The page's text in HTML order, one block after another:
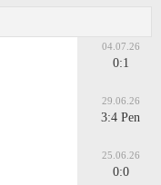
04.07.26
0:1
29.06.26
3:4 Pen
25.06.26
0:0